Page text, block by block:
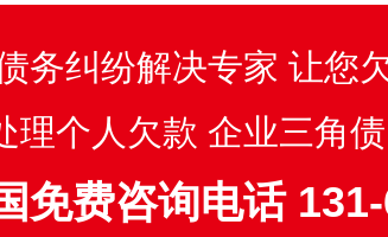
务纠纷解决专家 让您
理个人欠款 企业三角
免费咨询电话